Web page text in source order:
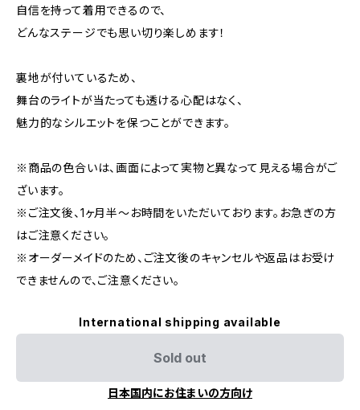
自信を持って着用できるので、
どんなステージでも思い切り楽しめます！
裏地が付いているため、
舞台のライトが当たっても透ける心配はなく、
魅力的なシルエットを保つことができます。
※商品の色合いは、画面によって実物と異なって見える場合がご
ざいます。
※ご注文後、1ヶ月半〜お時間をいただいております。お急ぎの方
はご注意ください。
※オーダーメイドのため、ご注文後のキャンセルや返品はお受け
できませんので、ご注意ください。
International shipping available
Sold out
日本国内にお住まいの方向け